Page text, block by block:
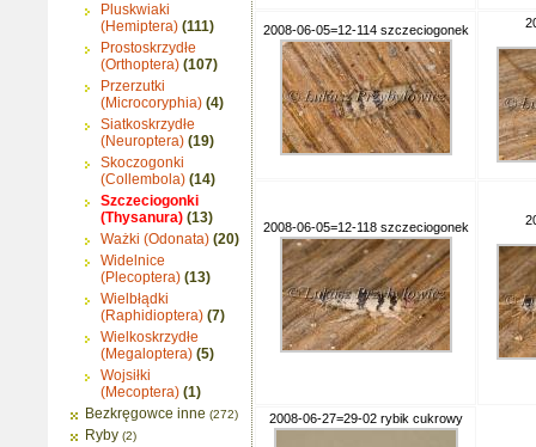
Pluskwiaki
(Hemiptera) (111)
Prostoskrzydłe
(Orthoptera) (107)
Przerzutki
(Microcoryphia) (4)
Siatkoskrzydłe
(Neuroptera) (19)
Skoczogonki
(Collembola) (14)
Szczeciogonki
(Thysanura) (13)
Ważki (Odonata) (20)
Widelnice
(Plecoptera) (13)
Wielbłądki
(Raphidioptera) (7)
Wielkoskrzydłe
(Megaloptera) (5)
Wojsiłki
(Mecoptera) (1)
Bezkręgowce inne (272)
Ryby (2)
2008-06-05=12-114 szczeciogonek
2008-06-05=12-118 szczeciogonek
2008-06-27=29-02 rybik cukrowy